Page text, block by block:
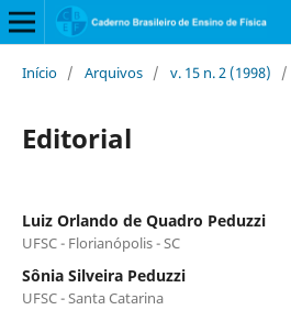
Início / Arquivos / v. 15 n. 2 (1998) /
Editorial
Luiz Orlando de Quadro Peduzzi
UFSC - Florianópolis - SC
Sônia Silveira Peduzzi
UFSC - Santa Catarina